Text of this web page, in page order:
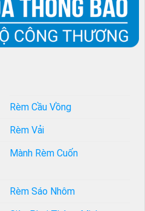
Rèm Cầu Vồng
Rèm Vải
Mành Rèm Cuốn
Rèm Sáo Nhôm